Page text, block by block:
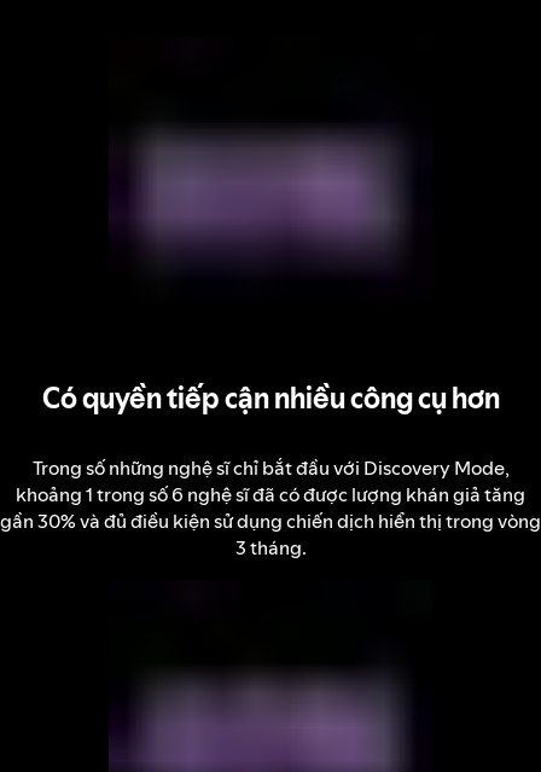
Có quyền tiếp cận nhiều công cụ hơn
Trong số những nghệ sĩ chỉ bắt đầu với Discovery Mode,
khoảng 1 trong số 6 nghệ sĩ đã có được lượng khán giả tăng
gần 30% và đủ điều kiện sử dụng chiến dịch hiển thị trong vòng
3 tháng.